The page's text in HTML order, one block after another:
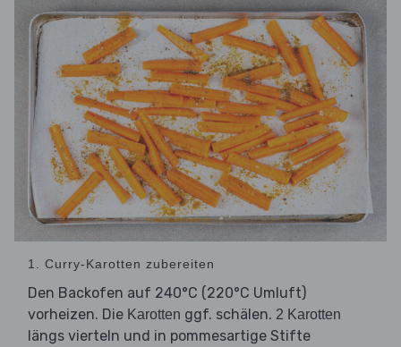
1. Curry-Karotten zubereiten
Den Backofen auf 240°C (220°C Umluft)
vorheizen. Die Karotten ggf. schälen. 2 Karotten
längs vierteln und in pommesartige Stifte